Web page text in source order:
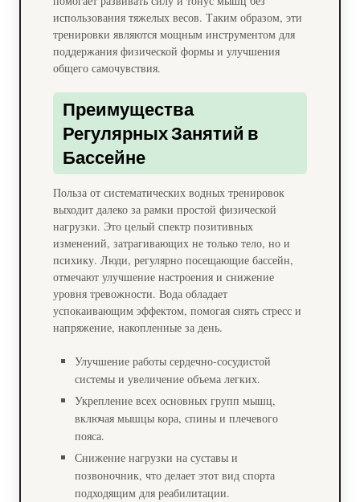
использования тяжелых весов. Таким образом, эти
тренировки являются мощным инструментом для
поддержания физической формы и улучшения
общего самочувствия.
Преимущества
Регулярных Занятий в
Бассейне
Польза от систематических водных тренировок
выходит далеко за рамки простой физической
нагрузки. Это целый спектр позитивных
изменений, затрагивающих не только тело, но и
психику. Люди, регулярно посещающие бассейн,
отмечают улучшение настроения и снижение
уровня тревожности. Вода обладает
успокаивающим эффектом, помогая снять стресс и
напряжение, накопленные за день.
Улучшение работы сердечно-сосудистой
системы и увеличение объема легких.
Укрепление всех основных групп мышц,
включая мышцы кора, спины и плечевого
пояса.
Снижение нагрузки на суставы и
позвоночник, что делает этот вид спорта
подходящим для реабилитации.